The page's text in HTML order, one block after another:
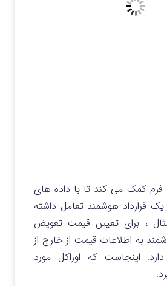
فرم کمک می کند تا با داده های
یک قرارداد هوشمند تعامل داشته
، برای تعیین قیمت تعویض
به اطلاعات قیمت از خارج از
اینجاست که اوراکل مورد